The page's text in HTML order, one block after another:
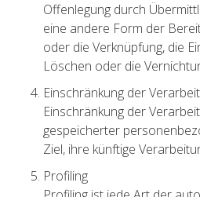
Offenlegung durch
eine andere Form der
oder die Verknüpfung, die
Löschen oder die
Einschränkung der
Einschränkung der
gespeicherter
Ziel, ihre künftige
Profiling